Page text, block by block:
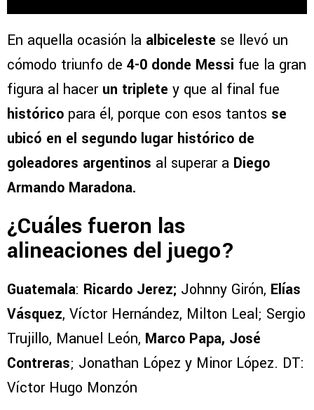
En aquella ocasión la albiceleste se llevó un
cómodo triunfo de 4-0 donde Messi fue la gran
figura al hacerun triplete y que al final fue
histórico para él, porque con esos tantos se
ubicó en el segundo lugar histórico de
goleadores argentinos al superar a Diego
Armando Maradona.
¿Cuáles fueron las
alineaciones del juego?
Guatemala: Ricardo Jerez; Johnny Girón, Elías
Vásquez, Víctor Hernández, Milton Leal; Sergio
Trujillo, Manuel León, Marco Papa, José
Contreras; Jonathan López y Minor López. DT:
Víctor Hugo Monzón